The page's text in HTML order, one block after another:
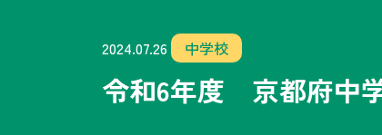
2024.07.26 中学校
令和6年度 京都府中